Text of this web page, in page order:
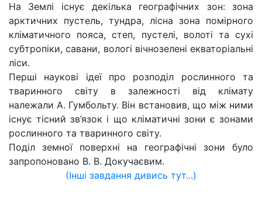
На Землі існує декілька географічних зон: зона
арктичних пустель, тундра, лісна зона помірного
кліматичного пояса, степ, пустелі, волоті та сухі
субтропіки, савани, вологі вічнозелені екваторіальні
ліси.
Перші наукові ідеї про розподіл рослинного та
тваринного світу в залежності від клімату
належали А. Гумбольту. Він встановив, що між ними
існує тісний зв’язок і що кліматичні зони є зонами
рослинного та тваринного світу.
Поділ земної поверхні на географічні зони було
запропоновано В. В. Докучаєвим.
(Інші завдання дивись тут...)